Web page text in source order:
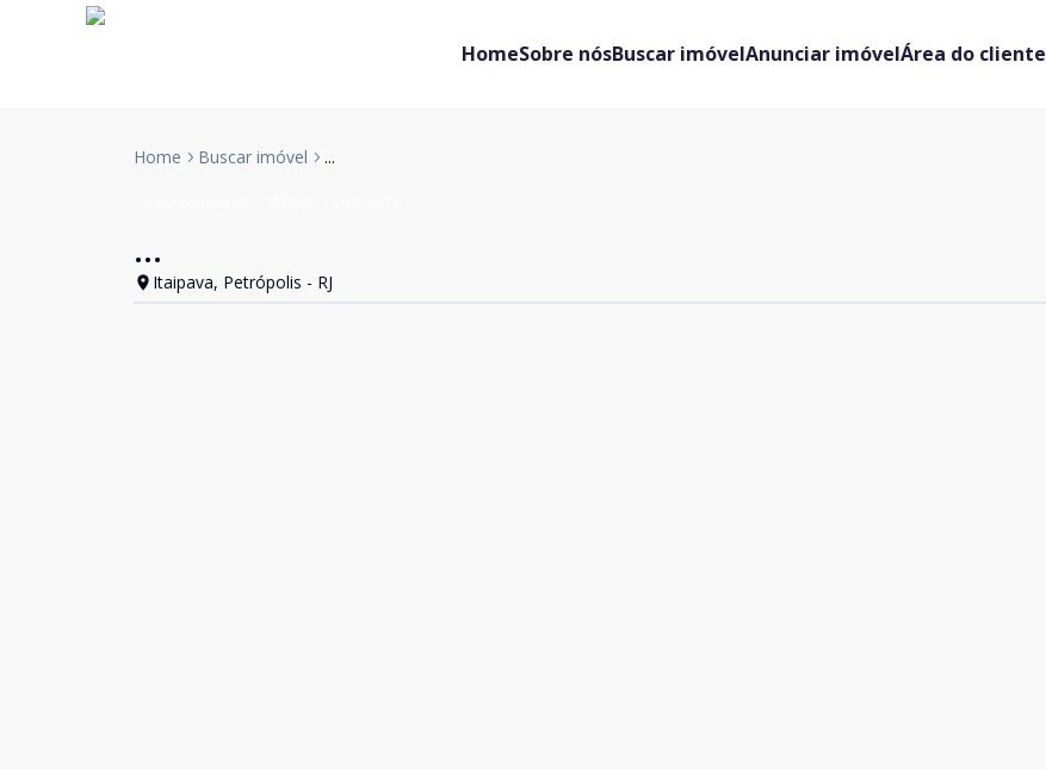
HomeSobre nósBuscar imóvelAnunciar imóvelÁrea do cliente
Home Buscar imóvel ...
...
Itaipava, Petrópolis - RJ